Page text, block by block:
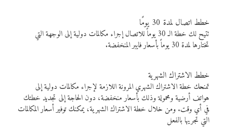
خطط اتصال لمدة 30 يومًا
تتيح لك خطة الـ 30 يوماً للاتصال إجراء مكالمات دولية إلى الوجهة التي
تختارها لمدة 30 يوماً بأسعار فايبر المنخفضة.
خطط الاشتراك الشهرية
تمنحك خطة الاشتراك الشهري المرونة اللازمة لإجراء مكالمات دولية إلى
هواتف أرضية ومحمولة وذلك بأسعار منخفضة، دون الحاجة إلى تجديد خطتك
في أي وقت. ومن خلال خطة الاشتراك الشهرية، يمكنك توفير أسعار المكالمات
التي تجريها بالفعل